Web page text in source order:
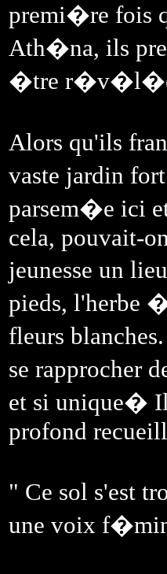
premi�re fois
Ath�na, ils
�tre
Alors qu'ils
vaste jardin
parsem�e ici
cela, pouvait-
jeunesse un
pieds, l'herbe
fleurs
se rapprocher
et si unique�
profond
" Ce sol s'est
une voix